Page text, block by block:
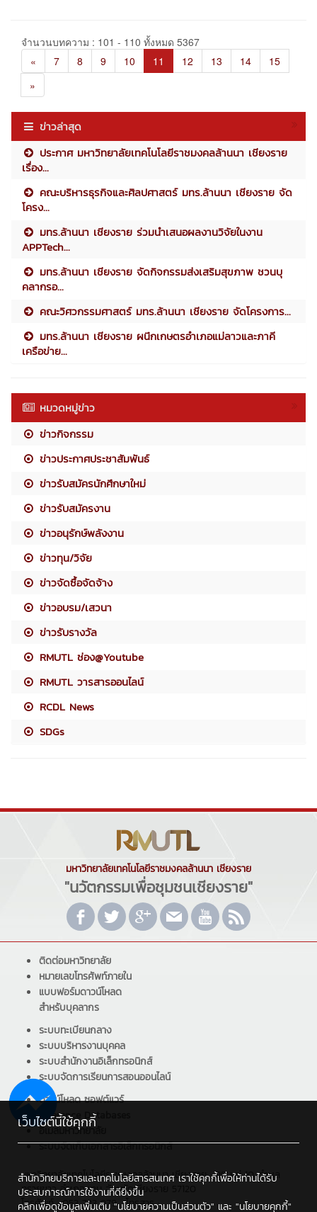
จำนวนบทความ : 101 - 110 ทั้งหมด 5367
«
7 8 9 10 11 12 13 14
15
»
ข่าวล่าสุด
ประกาศ มหาวิทยาลัยเทคโนโลยีราชมงคลล้านนา เชียงราย
เรื่อง...
คณะบริหารธุรกิจและศิลปศาสตร์ มทร.ล้านนา เชียงราย จัด
โครง...
มทร.ล้านนา เชียงราย ร่วมนำเสนอผลงานวิจัยในงาน
APPTech...
มทร.ล้านนา เชียงราย จัดกิจกรรมส่งเสริมสุขภาพ ชวนบุ
คลากรอ...
คณะวิศวกรรมศาสตร์ มทร.ล้านนา เชียงราย จัดโครงการ...
มทร.ล้านนา เชียงราย ผนึกเกษตรอำเภอแม่ลาวและภาคี
เครือข่าย...
หมวดหมู่ข่าว
ข่าวกิจกรรม
ข่าวประกาศประชาสัมพันธ์
ข่าวรับสมัครนักศึกษาใหม่
ข่าวรับสมัครงาน
ข่าวอนุรักษ์พลังงาน
ข่าวทุน/วิจัย
ข่าวจัดซื้อจัดจ้าง
ข่าวอบรม/เสวนา
ข่าวรับรางวัล
RMUTL ช่อง@Youtube
RMUTL วารสารออนไลน์
RCDL News
SDGs
มหาวิทยาลัยเทคโนโลยีราชมงคลล้านนา เชียงราย
"นวัตกรรมเพื่อชุมชนเชียงราย"
ติดต่อมหาวิทยาลัย
หมายเลขโทรศัพท์ภายใน
แบบฟอร์มดาวน์โหลด
สำหรับบุคลากร
ระบบทะเบียนกลาง
ระบบบริหารงานบุคคล
ระบบสำนักงานอิเล็กทรอนิกส์
ระบบจัดการเรียนการสอนออนไลน์
ดาวน์โหลด ซอฟต์แวร์
Reference Databases
อีเมลมหาวิทยาลัย
ระบบจัดเก็บเอกสารอิเล็กทรอนิกส์
มหาวิทยาลัยเทคโนโลยีราชมงคลล้านนา เชียงราย : 99 หมู่ 10 ตำบล
ทรายขาว อำเภอพาน จังหวัดเชียงราย 57120
โทรศัพท์ : 053 723 979 , โทรสาร :
เว็บไซต์นี้ใช้คุกกี้
สำนักวิทยบริการและเทคโนโลยีสารสนเทศ เราใช้คุกกี้เพื่อให้ท่านได้รับ
ประสบการณ์การใช้งานที่ดียิ่งขึ้น
คลิกเพื่อดูข้อมูลเพิ่มเติม "นโยบายความเป็นส่วนตัว" และ "นโยบายคุกกี้"